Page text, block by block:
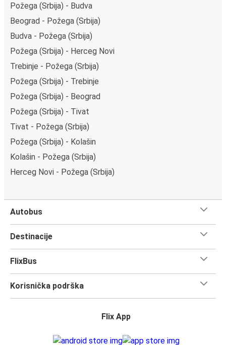
Požega (Srbija) - Budva
Beograd - Požega (Srbija)
Budva - Požega (Srbija)
Požega (Srbija) - Herceg Novi
Trebinje - Požega (Srbija)
Požega (Srbija) - Trebinje
Požega (Srbija) - Beograd
Požega (Srbija) - Tivat
Tivat - Požega (Srbija)
Požega (Srbija) - Kolašin
Kolašin - Požega (Srbija)
Herceg Novi - Požega (Srbija)
Autobus
Destinacije
FlixBus
Korisnička podrška
Flix App